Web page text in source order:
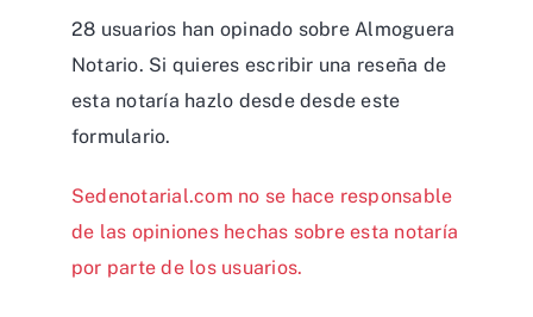
28 usuarios han opinado sobre Almoguera
Notario. Si quieres escribir una reseña de
esta notaría hazlo desde desdeeste
formulario.
Sedenotarial.com no se hace responsable
de las opiniones hechas sobre esta notaría
por parte de los usuarios.